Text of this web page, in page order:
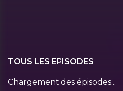
TOUS LES EPISODES
Chargement des épisodes...